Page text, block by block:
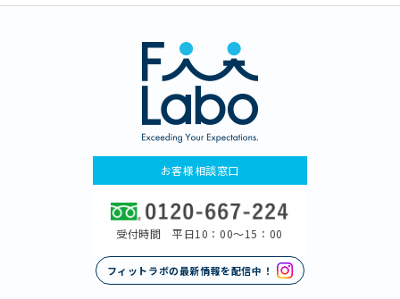
お客様相談窓口
受付時間 平日10：00〜15：00
フィットラボの最新情報を配信中！